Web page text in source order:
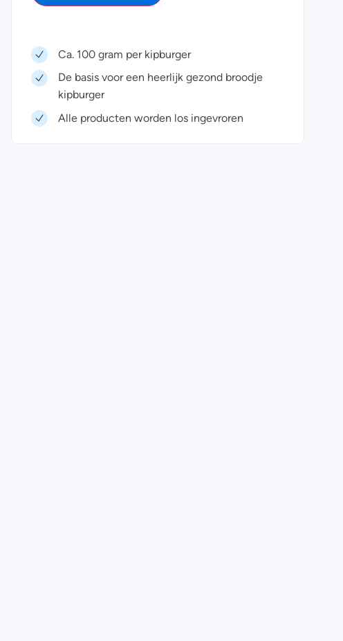
Ca. 100 gram per kipburger
De basis voor een heerlijk gezond broodje
kipburger
Alle producten worden los ingevroren